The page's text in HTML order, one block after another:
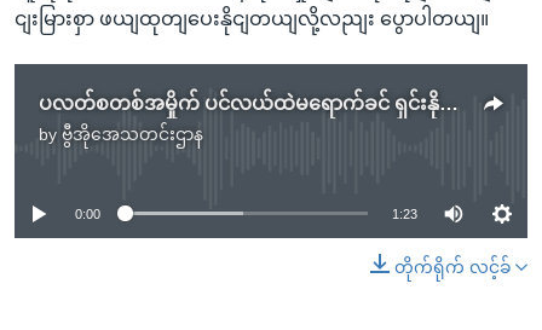
ငျးမြားစှာ ဖယျထုတျပေးနိုငျတယျလို့လညျး ပွောပါတယျ။
ပလတ်စတစ်အမှိုက် ပင်လယ်ထဲမရောက်ခင် ရှင်းနိုင်မယ့်ကိရိယာ တီထွင်အောင်မြင်
by ဗွီအိုအေသတင်းဌာန
No media source currently available
0:00 1:23
တိုက်ရိုက် လင့်ခ်